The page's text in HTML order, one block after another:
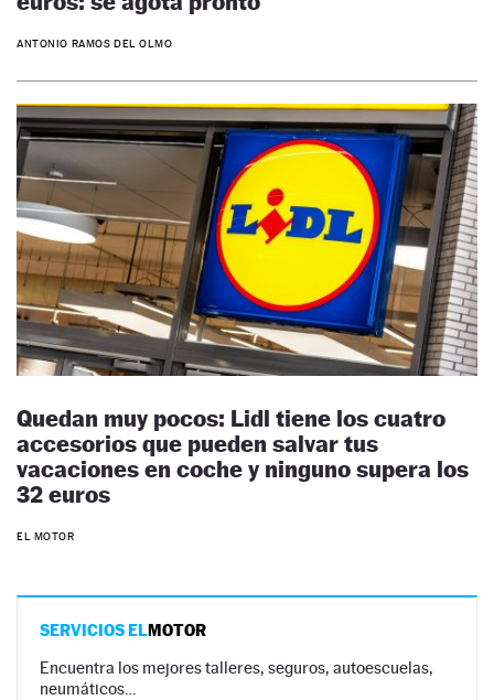
ANTONIO RAMOS DEL OLMO
Quedan muy pocos: Lidl tiene los cuatro
accesorios que pueden salvar tus
vacaciones en coche y ninguno supera los
32 euros
EL MOTOR
SERVICIOS ELMOTOR
Encuentra los mejores talleres, seguros, autoescuelas,
neumáticos…